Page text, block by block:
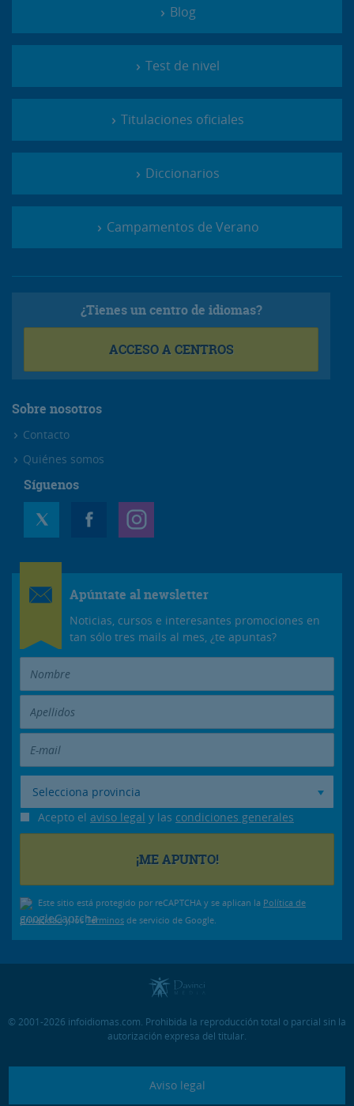
Blog
Test de nivel
Titulaciones oficiales
Diccionarios
Campamentos de Verano
¿Tienes un centro de idiomas?
ACCESO A CENTROS
Sobre nosotros
Contacto
Quiénes somos
Síguenos
Apúntate al newsletter
Noticias, cursos e interesantes promociones en
tan sólo tres mails al mes, ¿te apuntas?
Selecciona provincia
Acepto el aviso legal y las condiciones generales
Este sitio está protegido por reCAPTCHA y se aplican la Política de
privacidady losTérminos de servicio de Google.
© 2001-2026 infoidiomas.com. Prohibida la reproducción total o parcial sin la
autorización expresa del titular.
Aviso legal